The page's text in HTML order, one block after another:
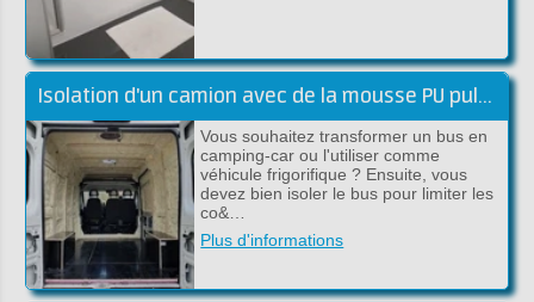
Isolation d'un camion avec de la mousse PU pulvérisable
Vous souhaitez transformer un bus en
camping-car ou l'utiliser comme
véhicule frigorifique ? Ensuite, vous
devez bien isoler le bus pour limiter les
co&…
Plus d'informations